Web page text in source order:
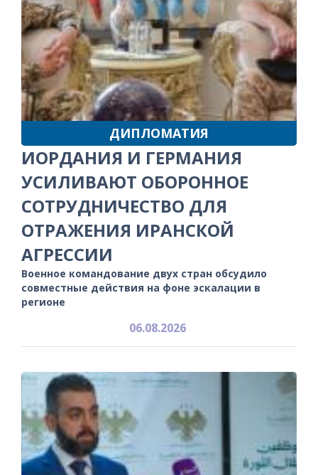
ДИПЛОМАТИЯ
ИОРДАНИЯ И ГЕРМАНИЯ
УСИЛИВАЮТ ОБОРОННОЕ
СОТРУДНИЧЕСТВО ДЛЯ
ОТРАЖЕНИЯ ИРАНСКОЙ
АГРЕССИИ
Военное командование двух стран обсудило
совместные действия на фоне эскалации в
регионе
06.08.2026